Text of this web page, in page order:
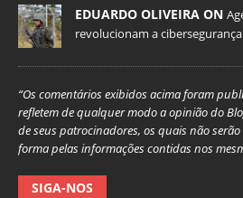
EDUARDO OLIVEIRA ON
revolucionam a cibersegurança
“Os comentários exibidos acima foram
refletem de qualquer modo a opinião do
de seus patrocinadores, os quais não
forma pelas informações contidas nos
SIGA-NOS